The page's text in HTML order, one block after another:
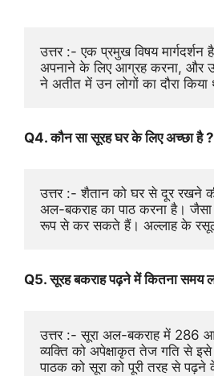
उत्तर :- एक प्रमुख विषय
अपनाने के लिए आग्रह करना, और
ने अतीत में उन लोगों का दौरा
Q4. कौन सा सूरह घर के लिए अच्छा है ?
उत्तर :- शैतान को घर से दूर रखने
अल-बकराह का पाठ करना है।
रूप से कर सकते हैं। अल्लाह के
Q5. सूरह बकराह पढ़ने में कितना समय
उत्तर :- सूरा अल-बकराह में 286
व्यक्ति को अपेक्षाकृत तेज गति से
पाठक को सूरा को पूरी तरह से